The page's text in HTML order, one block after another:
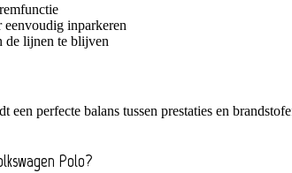
eenvoudig inparkeren
de lijnen te blijven
een perfecte balans tussen prestaties en
Polo?